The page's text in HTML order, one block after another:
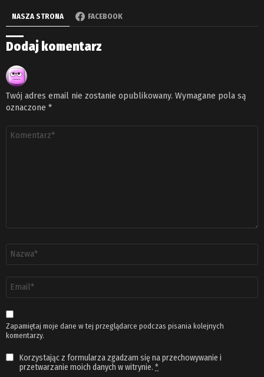
NASZA STRONA FACEBOOK
Dodaj komentarz
Twój adres email nie zostanie opublikowany. Wymagane pola są
oznaczone *
email
*
Zapamiętaj moje dane w tej przeglądarce podczas pisania kolejnych
komentarzy.
Korzystając z formularza zgadzam się na przechowywanie i
przetwarzanie moich danych w witrynie. *